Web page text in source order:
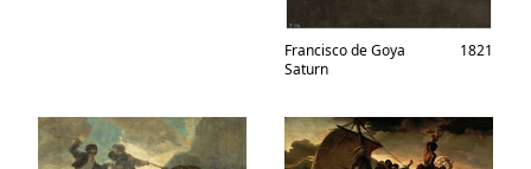
Francisco de Goya
Saturn
1821